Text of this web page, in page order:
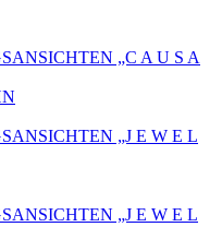
„C A U S A
„J E W E L
„J E W E L